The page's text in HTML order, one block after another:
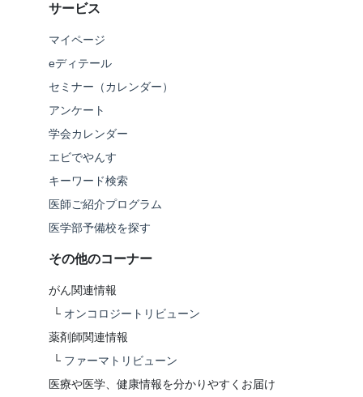
サービス
マイページ
eディテール
セミナー（カレンダー）
アンケート
学会カレンダー
エビでやんす
キーワード検索
医師ご紹介プログラム
医学部予備校を探す
その他のコーナー
がん関連情報
└ オンコロジートリビューン
薬剤師関連情報
└ ファーマトリビューン
医療や医学、健康情報を分かりやすくお届け